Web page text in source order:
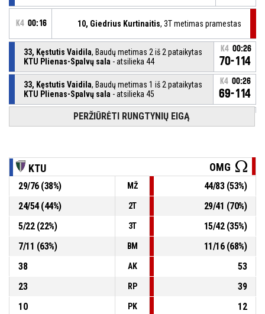
K4 00:16 10, Giedrius Kurtinaitis, 3T metimas pramestas
33, Kęstutis Vaidila, Baudų metimas 2 iš 2 pataikytas
KTU Plienas-Spalvų sala - atsilieka 44
K4 00:26
70-114
33, Kęstutis Vaidila, Baudų metimas 1 iš 2 pataikytas
KTU Plienas-Spalvų sala - atsilieka 45
K4 00:26
69-114
33, Kęstutis Vaidila, Išprovokuota pražanga
24, Tomas Klimavičius, Asmeninė pražanga
K4 00:30 35, Leonardas Ivanovas , Rezultatyvus perdavimas
K4 00:30
68-
12, Tadas Klimavičius , 2T metimas šuolyje pataikytas
- pirmauja 46
PERŽIŪRĖTI RUNGTYNIŲ EIGĄ
KTU OMG
29/76(38%) MŽ 44/83(53%)
24/54(44%) 2T 29/41 (70%)
5/22(22%) 3T 15/42(35%)
7/11 (63%) BM 11/16(68%)
38
AK
53
23
RP
39
10
PK
12